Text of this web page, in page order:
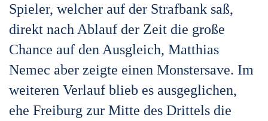
Spieler, welcher auf der Strafbank saß,
direkt nach Ablauf der Zeit die große
Chance auf den Ausgleich, Matthias
Nemec aber zeigte einen Monstersave. Im
weiteren Verlauf blieb es ausgeglichen,
ehe Freiburg zur Mitte des Drittels die